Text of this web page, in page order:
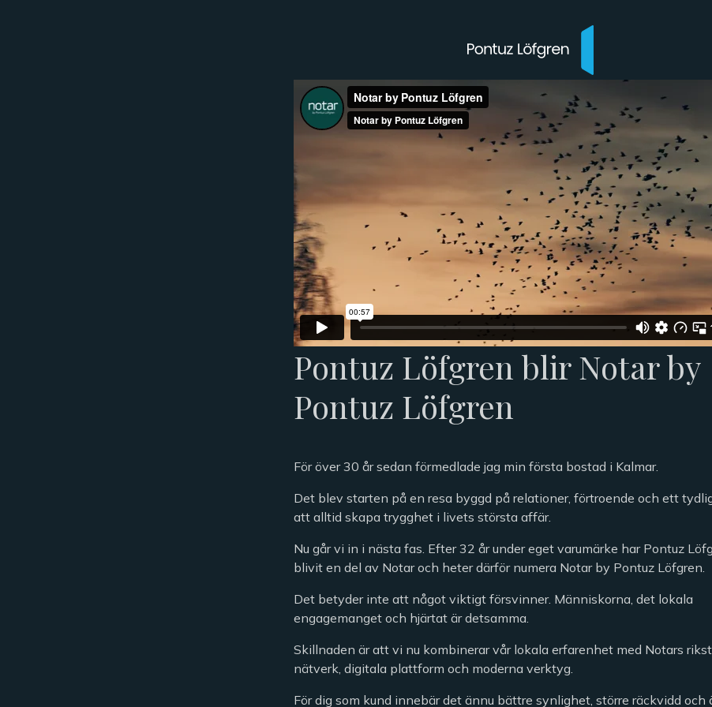
Pontuz Löfgren blir Notar by
Pontuz Löfgren
För över 30 år sedan förmedlade jag min första bostad i Kalmar.
Det blev starten på en resa byggd på relationer, förtroende och ett
att alltid skapa trygghet i livets största affär.
Nu går vi in i nästa fas. Efter 32 år under eget varumärke har Pontuz
blivit en del av Notar och heter därför numera Notar by Pontuz Löfgren.
Det betyder inte att något viktigt försvinner. Människorna, det lokala
engagemanget och hjärtat är detsamma.
Skillnaden är att vi nu kombinerar vår lokala erfarenhet med Notars
nätverk, digitala plattform och moderna verktyg.
För dig som kund innebär det ännu bättre synlighet, större räckvidd och